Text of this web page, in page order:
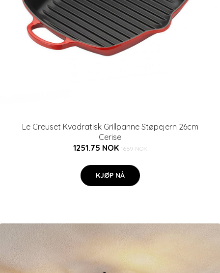
Le Creuset Kvadratisk Grillpanne Støpejern 26cm
Cerise
1251.75 NOK 1669 NOK
KJØP NÅ